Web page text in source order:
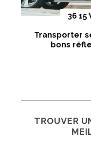
36
Transporter
bons
TROUVER